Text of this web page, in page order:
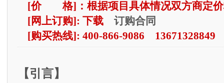
[价 格]：根据项目具体情况双方商定
[网上订购]: 下载 订购合同
[购买热线]: 400-866-9086 13671328849
【引言】